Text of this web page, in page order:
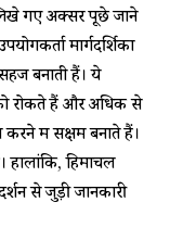
गए अक्सर पूछे जाने
मार्गदर्शिका
बनाती हैं। ये
रोकते हैं और अधिक से
में सक्षम बनाते हैं।
हालांकि, हिमाचल
से जुड़ी जानकारी